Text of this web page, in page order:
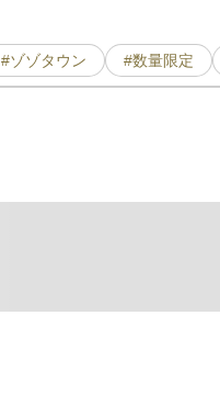
#ゾゾタウン #数量限定